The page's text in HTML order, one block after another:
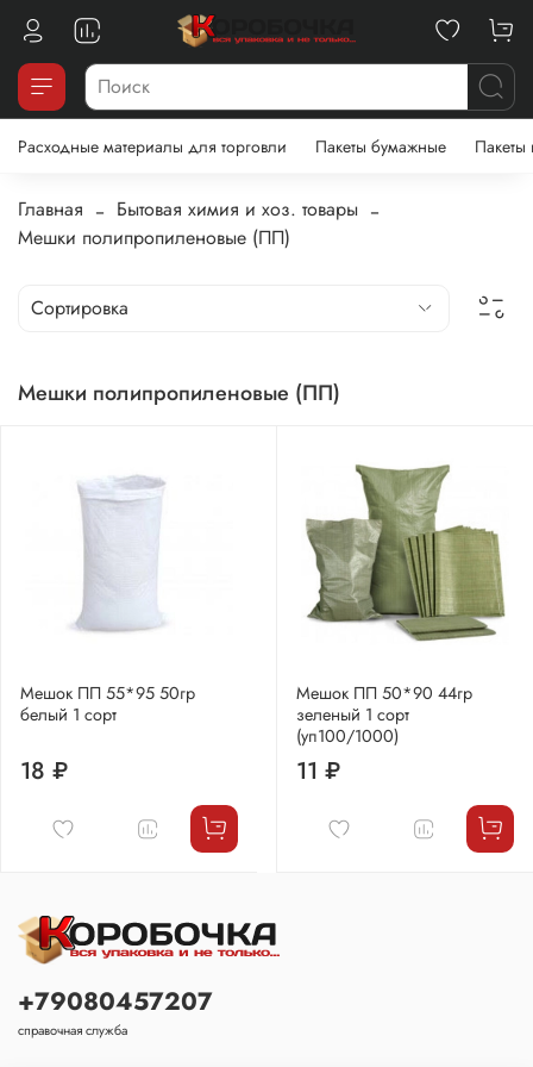
Расходные материалы для торговли Пакеты бумажные Пакеты
Главная
Бытовая химия и хоз. товары
Мешки полипропиленовые (ПП)
Мешки полипропиленовые (ПП)
Мешок ПП 55*95 50гр
белый 1 сорт
18 ₽
Мешок ПП 50*90 44гр
зеленый 1 сорт
(уп100/1000)
11 ₽
+79080457207
справочная служба